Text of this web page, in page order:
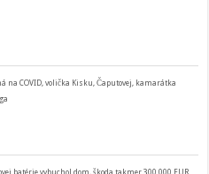
na COVID, volička Kisku, Čaputovej, kamarátka